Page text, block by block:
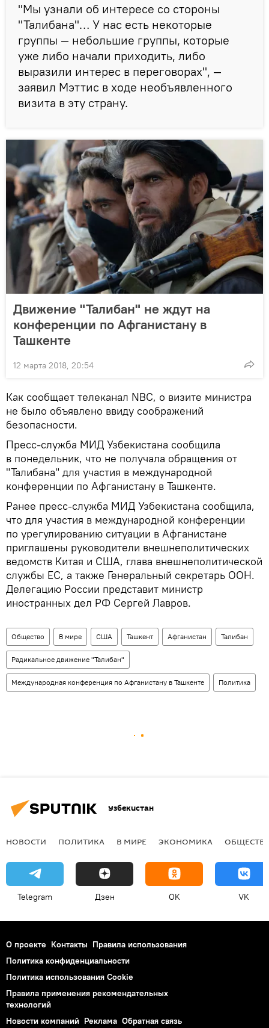
"Мы узнали об интересе со стороны
"Талибана"… У нас есть некоторые
группы — небольшие группы, которые
уже либо начали приходить, либо
выразили интерес в переговорах", —
заявил Мэттис в ходе необъявленного
визита в эту страну.
Движение "Талибан" не ждут на
конференции по Афганистану в
Ташкенте
12 марта 2018, 20:54
Как сообщает телеканал NBC, о визите министра
не было объявлено ввиду соображений
безопасности.
Пресс-служба МИД Узбекистана сообщила
в понедельник, что не получала обращения от
"Талибана" для участия в международной
конференции по Афганистану в Ташкенте.
Ранее пресс-служба МИД Узбекистана сообщила,
что для участия в международной конференции
по урегулированию ситуации в Афганистане
приглашены руководители внешнеполитических
ведомств Китая и США, глава внешнеполитической
службы ЕС, а также Генеральный секретарь ООН.
Делегацию России представит министр
иностранных дел РФ Сергей Лавров.
Общество В мире США Ташкент Афганистан Талибан
Радикальное движение "Талибан"
Международная конференция по Афганистану в Ташкенте Политика
Узбекистан
НОВОСТИ ПОЛИТИКА В МИРЕ ЭКОНОМИКА
Telegram Дзен OK VK
О проекте Контакты Правила использования
Политика конфиденциальности
Политика использования Cookie
Правила применения рекомендательных
технологий
Новости компаний Реклама Обратная связь